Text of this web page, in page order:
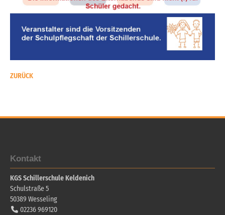
ZURÜCK
Kontakt
KGS Schillerschule Keldenich
Schulstraße 5
50389 Wesseling
02236 969120